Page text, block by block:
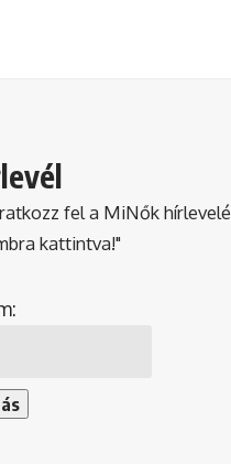
fel a MiNők
kattintva!"